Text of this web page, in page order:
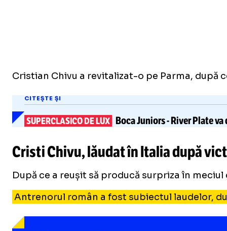
Cristian Chivu a revitalizat-o pe Parma, după
CITEȘTE ȘI
SUPERCLASICO DE LUX Boca Juniors-River Plateva
Cristi Chivu, lăudat în Italia după
După ce a reușit să producă surpriza în
Antrenorul român a fost subiectul laudelor,